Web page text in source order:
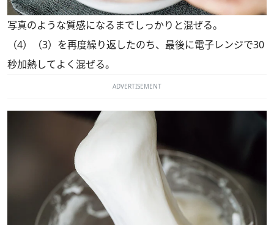
写真のような質感になるまでしっかりと混ぜる。
（4）（3）を再度繰り返したのち、最後に電子レンジで30
秒加熱してよく混ぜる。
ADVERTISEMENT